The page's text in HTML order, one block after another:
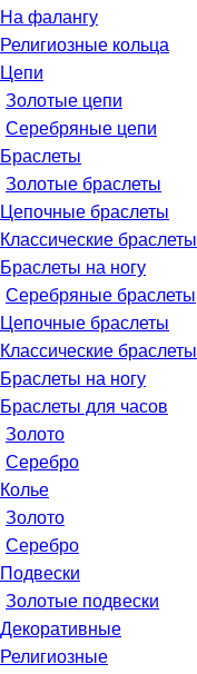
На фалангу
Религиозные кольца
Цепи
Золотые цепи
Серебряные цепи
Браслеты
Золотые браслеты
Цепочные браслеты
Классические браслеты
Браслеты на ногу
Серебряные браслеты
Цепочные браслеты
Классические браслеты
Браслеты на ногу
Браслеты для часов
Золото
Серебро
Колье
Золото
Серебро
Подвески
Золотые подвески
Декоративные
Религиозные